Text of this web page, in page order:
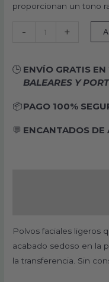
proporcionan un tono
- +
🕒 ENVÍO GRATIS
BALEARES Y
📦PAGO 100%
💬 ENCANTADOS DE
Polvos faciales ligeros
acabado sedoso en la
la transferencia. Sin